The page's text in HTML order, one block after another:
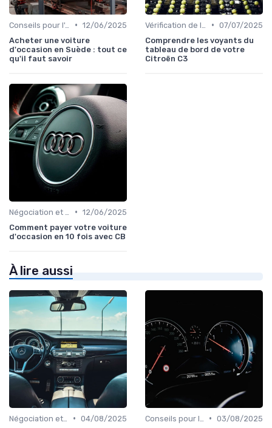
• 12/06/2025
Acheter une voiture
d'occasion en Suède : tout ce
qu'il faut savoir
• 07/07/2025
Comprendre les voyants du
tableau de bord de votre
Citroën C3
• 12/06/2025
Comment payer votre voiture
d'occasion en 10 fois avec CB
À lire aussi
• 04/08/2025
• 03/08/2025